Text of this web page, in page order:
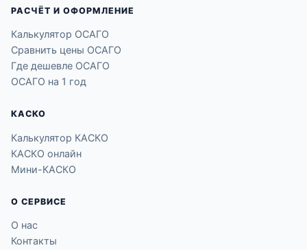
РАСЧЁТ И ОФОРМЛЕНИЕ
Калькулятор ОСАГО
Сравнить цены ОСАГО
Где дешевле ОСАГО
ОСАГО на 1 год
КАСКО
Калькулятор КАСКО
КАСКО онлайн
Мини-КАСКО
О СЕРВИСЕ
О нас
Контакты